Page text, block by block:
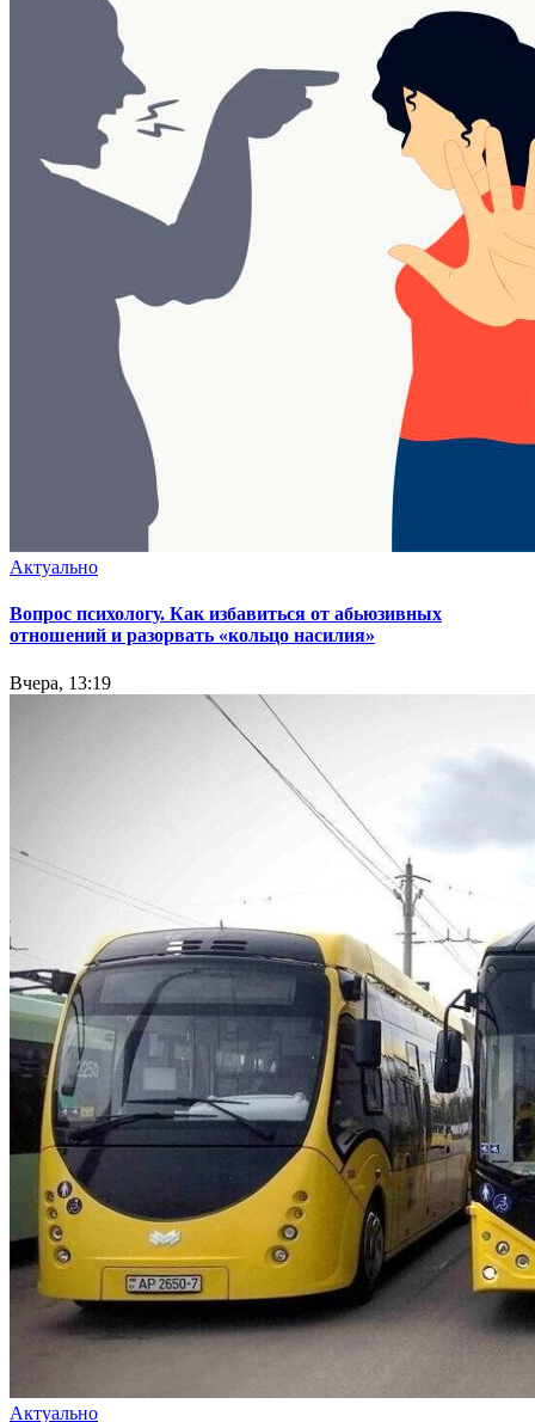
Актуально
Вопрос психологу. Как избавиться от абьюзивных
отношений и разорвать «кольцо насилия»
Вчера, 13:19
Актуально